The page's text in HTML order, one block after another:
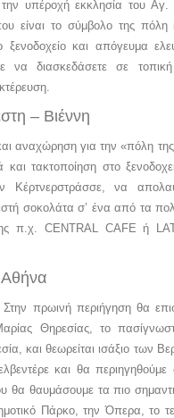
υπέροχή εκκλησία του Αγ.
είναι το σύμβολο της πόλη
ξενοδοχείο και απόγευμα
να διασκεδάσετε σε
– Βιέννη
αναχώρηση για την «πόλη
και τακτοποίηση στο
Κέρτνερστράσσε, να
σοκολάτα σ’ ένα από τα
π.χ. CENTRAL CAFE ή
Αθήνα
Στην πρωινή περιήγηση θα
Θηρεσίας, το
και θεωρείται ισάξιο των
και θα περιηγηθούμε
θα θαυμάσουμε τα πιο
Πάρκο, την Όπερα, το